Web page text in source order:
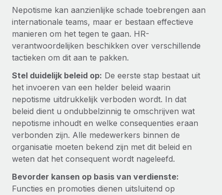
Entiteiten oprichten
Stel snel compliant entiteiten op
Mobiliteit en overplaatsing
Plaats werknemers moeiteloos over
Secundaire arbeidsvoorwaarden
beheren
Contractor Management
Belastingen
Naar de blog
BLOG
Productupdates van Remote: Gusto- en Xero-
integraties en Contractor Management Plus
Het blijft de missie van Remote om alle soorten bedrijven
te helpen bij het aannemen, beheren en...
Nepotisme kan aanzienlijke schade toebrengen aan
internationale teams, maar er bestaan effectieve
manieren om het tegen te gaan. HR-
verantwoordelijken beschikken over verschillende
tactieken om dit aan te pakken.
Stel duidelijk beleid op: De eerste stap bestaat uit
het invoeren van een helder beleid waarin
nepotisme uitdrukkelijk verboden wordt. In dat
beleid dient u ondubbelzinnig te omschrijven wat
nepotisme inhoudt en welke consequenties eraan
verbonden zijn. Alle medewerkers binnen de
organisatie moeten bekend zijn met dit beleid en
weten dat het consequent wordt nageleefd.
Bevorder kansen op basis van verdienste:
Functies en promoties dienen uitsluitend op